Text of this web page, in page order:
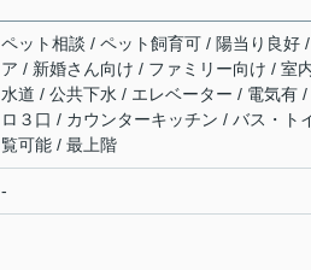
ペット相談 / ペット飼育可 / 陽当り良好
ア / 新婚さん向け / ファミリー向け / 室
水道 / 公共下水 / エレベーター / 電気有
ロ３口 / カウンターキッチン / バス・
覧可能 / 最上階
-